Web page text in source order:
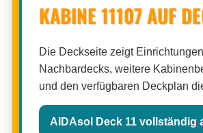
KABINE 11107 AUF
Die Deckseite zeigt
Nachbardecks, weitere
und den verfügbaren Deckplan
AIDAsol Deck 11 vollständig